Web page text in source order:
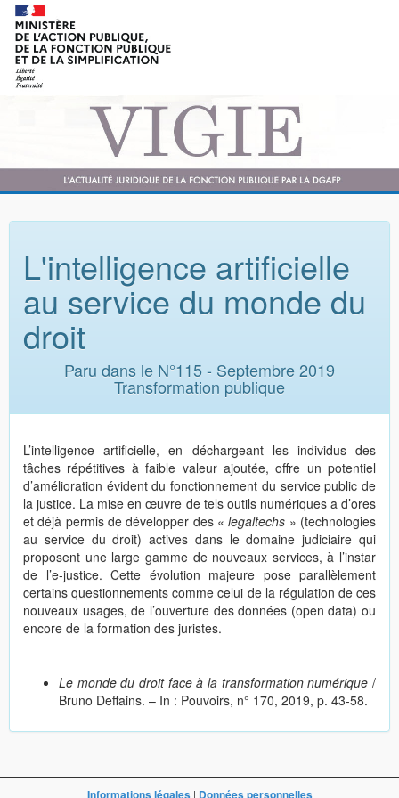
L'intelligence artificielle
au service du monde du
droit
Paru dans le N°115 - Septembre 2019
Transformation publique
L’intelligence artificielle, en déchargeant les individus des
tâches répétitives à faible valeur ajoutée, offre un potentiel
d’amélioration évident du fonctionnement du service public de
la justice. La mise en œuvre de tels outils numériques a d’ores
et déjà permis de développer des «legaltechs » (technologies
au service du droit) actives dans le domaine judiciaire qui
proposent une large gamme de nouveaux services, à l’instar
de l’e-justice. Cette évolution majeure pose parallèlement
certains questionnements comme celui de la régulation de ces
nouveaux usages, de l’ouverture des données (open data) ou
encore de la formation des juristes.
Le monde du droit face à la transformation numérique /
Bruno Deffains. – In : Pouvoirs, n° 170, 2019, p. 43-58.
Informations légales| Données personnelles